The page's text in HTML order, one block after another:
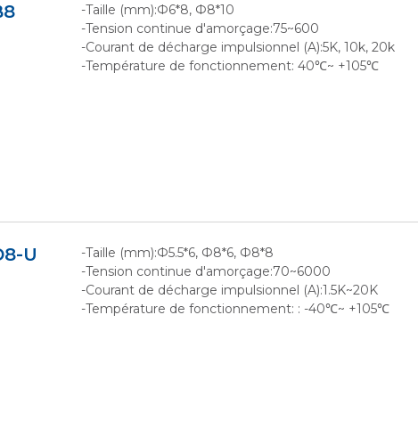
-Taille (mm):Ф6*8, Ф8*10
-Tension continue d'amorçage:75~600
-Courant de décharge impulsionnel (A):5K, 10k, 20k
-Température de fonctionnement: 40℃~ +105℃
U
-Taille (mm):Ф5.5*6, Ф8*6, Ф8*8
-Tension continue d'amorçage:70~6000
-Courant de décharge impulsionnel (A):1.5K~20K
-Température de fonctionnement: : -40℃~ +105℃